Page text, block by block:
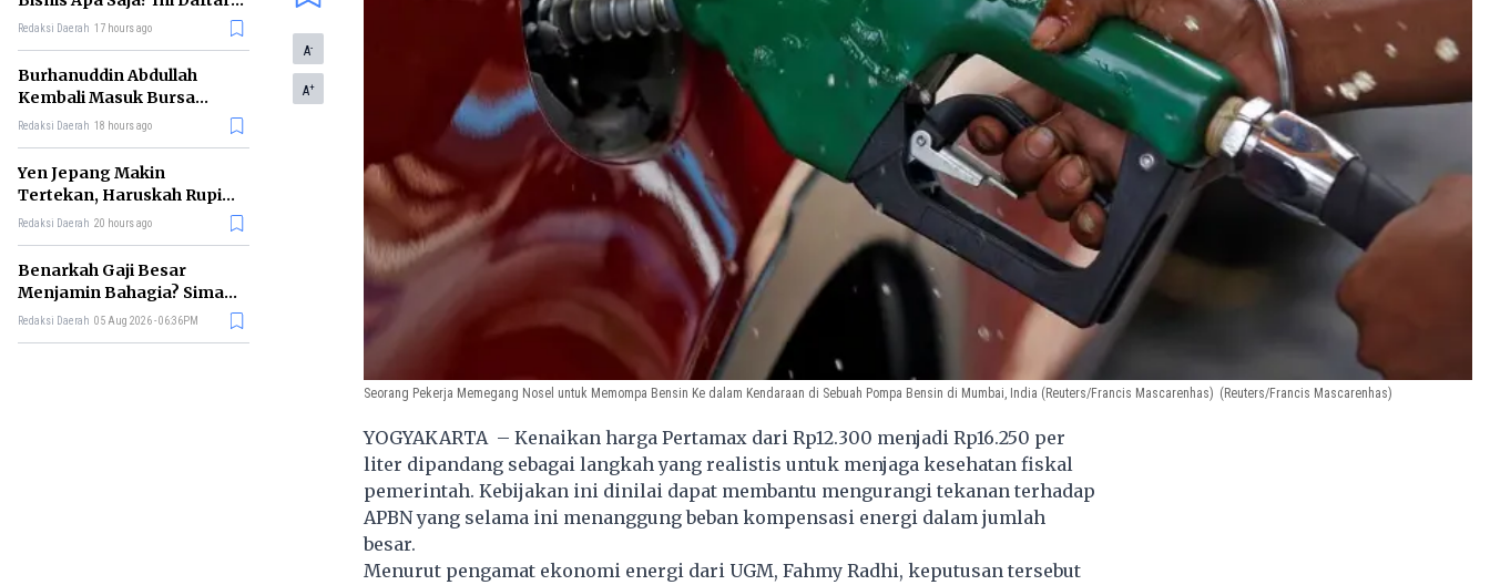
Kerajaan Usahanya
Redaksi Daerah 17 hours ago
Burhanuddin Abdullah
Kembali Masuk Bursa
Gubernur BI, Ini Rekam
Redaksi Daerah 18 hours ago
Yen Jepang Makin
Tertekan, Haruskah Rupiah
Ikut Khawatir?
Redaksi Daerah 20 hours ago
Benarkah Gaji Besar
Menjamin Bahagia? Simak
Penjelasan Ilmu Ekonomi
Redaksi Daerah 05 Aug 2026 - 06:36PM
A-
A+
Seorang Pekerja Memegang Nosel untuk Memompa Bensin Ke dalam Kendaraan di Sebuah Pompa Bensin di Mumbai, India (Reuters/Francis Mascarenhas) (Reuters/Francis Mascarenhas)
YOGYAKARTA – Kenaikan harga Pertamax dari Rp12.300 menjadi Rp16.250 per
liter dipandang sebagai langkah yang realistis untuk menjaga kesehatan fiskal
pemerintah. Kebijakan ini dinilai dapat membantu mengurangi tekanan terhadap
APBN yang selama ini menanggung beban kompensasi energi dalam jumlah
besar.
Menurut pengamat ekonomi energi dari UGM, Fahmy Radhi, keputusan tersebut